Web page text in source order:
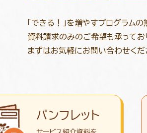
「できる！」を増やすプログラム
資料請求のみのご希望も承ってお
まずはお気軽にお問い合わせくだ
パンフレット